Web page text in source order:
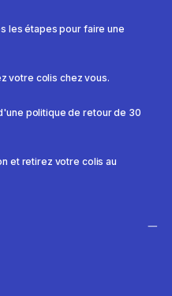
les étapes pour faire une
votre colis chez vous.
politique de retour de 30
et retirez votre colis au